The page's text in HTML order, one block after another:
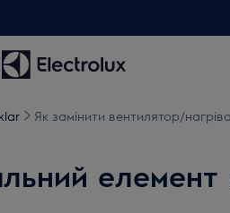
Як замінити вентилятор/
елемент